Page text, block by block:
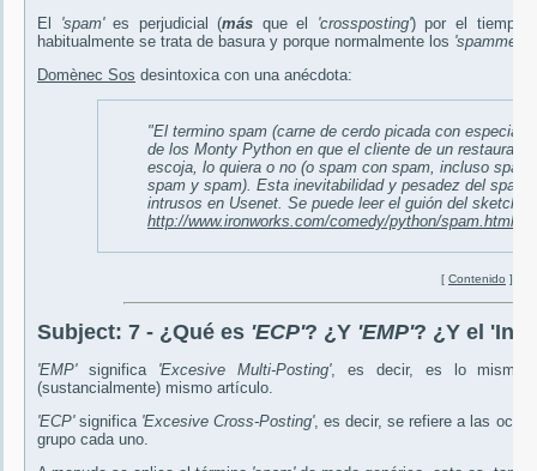
El 'spam'es perjudicial (más que el 'crossposting') por el tiempo
habitualmente se trata de basura y porque normalmente los 'spammers'
Domènec Sos desintoxica con una anécdota:
"El termino spam (carne de cerdo picada con
de los Monty Python en que el cliente de un
escoja, lo quiera o no (o spam con spam , incluso spam
spam y spam). Esta inevitabilidad y pesadez del spam
intrusos en Usenet. Se puede leer el guión del sketch
http://www.ironworks.com/comedy/python/spam.html
[ Contenido ]
Subject: 7 - ¿Qué es 'ECP'? ¿Y 'EMP'? ¿Y el
'EMP'significa 'Excesive Multi-Posting', es decir, es lo
(sustancialmente) mismo artículo.
'ECP'significa 'Excesive Cross-Posting', es decir, se refiere a las
grupo cada uno.